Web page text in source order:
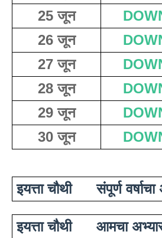
25 जून
26 जून
27 जून
28 जून
29 जून
30 जून
इयत्ता चौथी      संपूर्ण
इयत्ता चौथी      आमचा